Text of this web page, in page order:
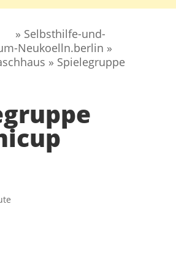
» Selbsthilfe-und-
Neukoelln.berlin »
» Spielegruppe